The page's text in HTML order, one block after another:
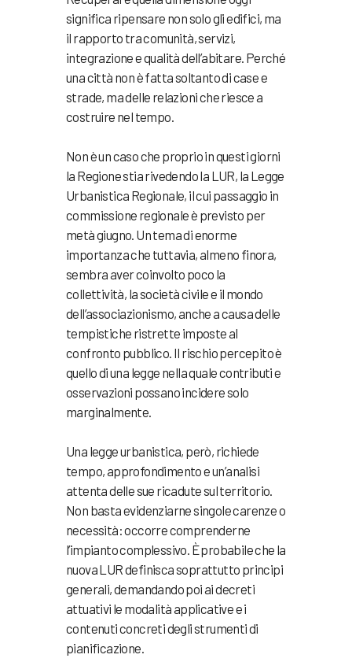
significa ripensare non solo gli edifici, ma
il rapporto tra comunità, servizi,
integrazione e qualità dell’abitare. Perché
una città non è fatta soltanto di case e
strade, ma delle relazioni che riesce a
costruire nel tempo.
Non è un caso che proprio in questi giorni
la Regione stia rivedendo la LUR, la Legge
Urbanistica Regionale, il cui passaggio in
commissione regionale è previsto per
metà giugno. Un tema di enorme
importanza che tuttavia, almeno finora,
sembra aver coinvolto poco la
collettività, la società civile e il mondo
dell’associazionismo, anche a causa delle
tempistiche ristrette imposte al
confronto pubblico. Il rischio percepito è
quello di una legge nella quale contributi e
osservazioni possano incidere solo
marginalmente.
Una legge urbanistica, però, richiede
tempo, approfondimento e un’analisi
attenta delle sue ricadute sul territorio.
Non basta evidenziarne singole carenze o
necessità: occorre comprenderne
l’impianto complessivo. È probabile che la
nuova LUR definisca soprattutto principi
generali, demandando poi ai decreti
attuativi le modalità applicative e i
contenuti concreti degli strumenti di
pianificazione.